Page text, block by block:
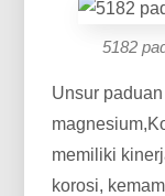
5182
Unsur
memiliki
korosi,